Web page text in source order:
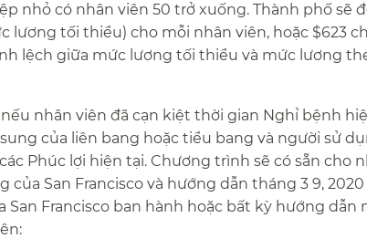
nhỏ có nhân viên 50 trở xuống. Thành phố sẽ
lương tối thiểu) cho mỗi nhân viên, hoặc $623
lệch giữa mức lương tối thiểu và mức lương
nhân viên đã cạn kiệt thời gian Nghỉ bệnh
của liên bang hoặc tiểu bang và người sử
Phúc lợi hiện tại. Chương trình sẽ có sẵn cho
San Francisco và hướng dẫn tháng 3 9,
San Francisco ban hành hoặc bất kỳ hướng dẫn